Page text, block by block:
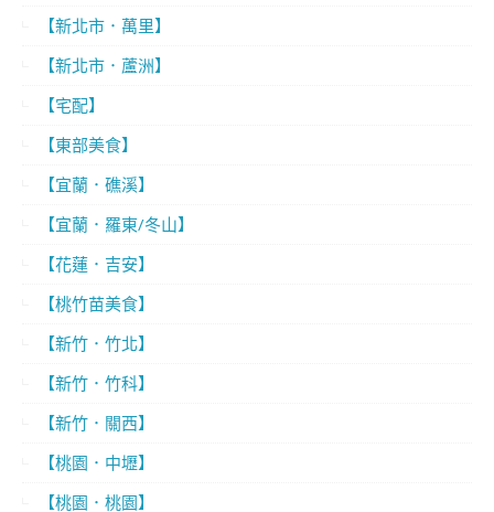
【新北市．萬里】
【新北市．蘆洲】
【宅配】
【東部美食】
【宜蘭．礁溪】
【宜蘭．羅東/冬山】
【花蓮．吉安】
【桃竹苗美食】
【新竹．竹北】
【新竹．竹科】
【新竹．關西】
【桃園．中壢】
【桃園．桃園】